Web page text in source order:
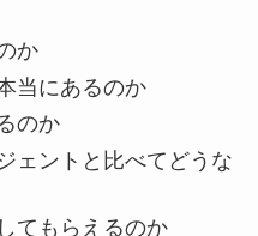
か
当にあるのか
のか
ェントと比べてどうな
てもらえるのか